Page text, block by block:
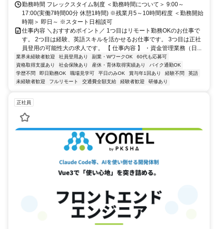
勤務時間 フレックスタイム制度 ＜勤務時間について＞ 9:00～
17:00(実働7時間00分 休憩1時間) ※残業月5～10時間程度 ＜勤務開始
時期＞ 即日～ ※スタート日相談可
仕事内容 ＼おすすめポイント／ 1つ目はリモート勤務OKのお仕事で
す。 2つ目は経験、英語スキルを活かせるお仕事です。 3つ目は正社
員登用の可能性大の求人です。 【 仕事内容 】 ・資金管理業務（日...
業界未経験者歓迎 社員登用あり 副業・WワークOK
60代も応募可
資格取得支援あり
社会保険あり 産休・育休取得実績あり
バイク通勤OK
学歴不問
即日勤務OK 職場見学可 平日のみOK 賞与年1回あり 経験不問
英語
未経験者歓迎
フルリモート 交通費全額支給 経験者歓迎 研修あり
正社員